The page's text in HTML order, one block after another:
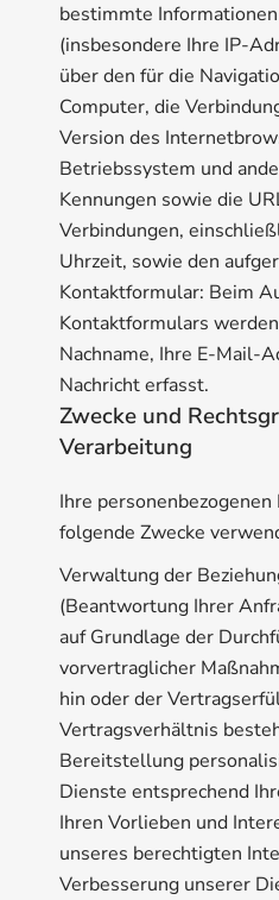
bestimmte
(insbesondere Ihre IP-
über den für die
Computer, die
Version des
Betriebssystem und
Kennungen sowie die
Verbindungen,
Uhrzeit, sowie den
Kontaktformular: Beim
Kontaktformulars
Nachname, Ihre E-Mail-
Nachricht erfasst.
Zwecke und
Verarbeitung
Ihre
folgende Zwecke
Verwaltung der
(Beantwortung Ihrer
auf Grundlage der
vorvertraglicher
hin oder der
Vertragsverhältnis
Bereitstellung
Dienste entsprechend
Ihren Vorlieben und
unseres berechtigten
Verbesserung unserer